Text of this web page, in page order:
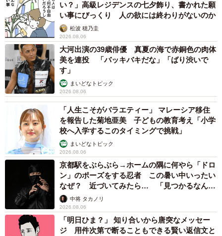
い？」高級レジデンスの七夕飾り、書かれた願
い事にびっくり 人の欲には終わりがないのか
松波 穂乃圭
2026.08.06
大河出演の39歳俳優 真夏の海で赤銅色の肉体
美を連投 「バッキバキだな」「ばり渋いで
す」
まいどなトピック
2026.08.06
「人生こそがバラエティー」 マレーシア移住
を報告した菊地亜美 子どもの教育考え「小学
校へ入学するこのタイミングで挑戦」
まいどなトピック
2026.08.06
京都駅をぶらぶら→ホームの隅に何やら「ドロ
ン」のポーズをする忍者 この暑い中いったい
なぜ？ 近づいてみたら… 「見つかるなんて
未熟」中将 タカノリ
2026.08.06
「明日ひま？」 知り合いから唐突なメッセー
ジ 用件次第で断ることもできる賢い返信文と